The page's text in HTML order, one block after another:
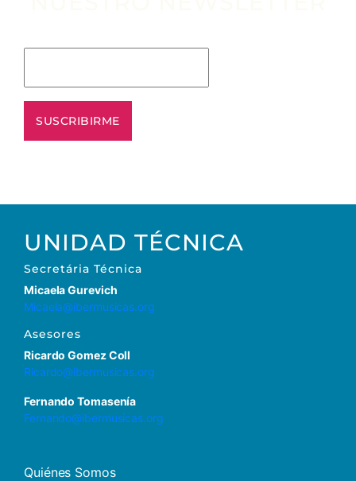
UNIDAD TÉCNICA
Secretária Técnica
Micaela Gurevich
Micaela@ibermusicas.org
Asesores
Ricardo Gomez Coll
Ricardo@ibermusicas.org
Fernando Tomasenía
Fernando@ibermusicas.org
Quiénes Somos